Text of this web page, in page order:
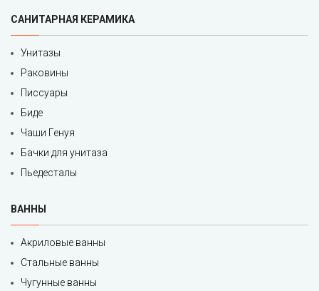
САНИТАРНАЯ КЕРАМИКА
Унитазы
Раковины
Писсуары
Биде
Чаши Генуя
Бачки для унитаза
Пьедесталы
ВАННЫ
Акриловые ванны
Стальные ванны
Чугунные ванны